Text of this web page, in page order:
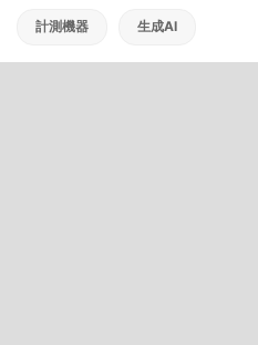
計測機器 生成AI